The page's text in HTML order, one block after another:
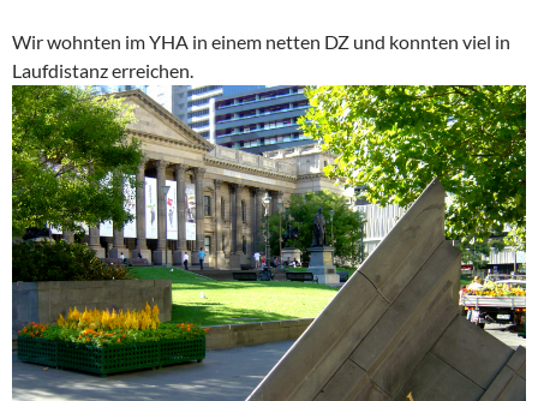
Wir wohnten im YHA in einem netten DZ und konnten viel in
Laufdistanz erreichen.